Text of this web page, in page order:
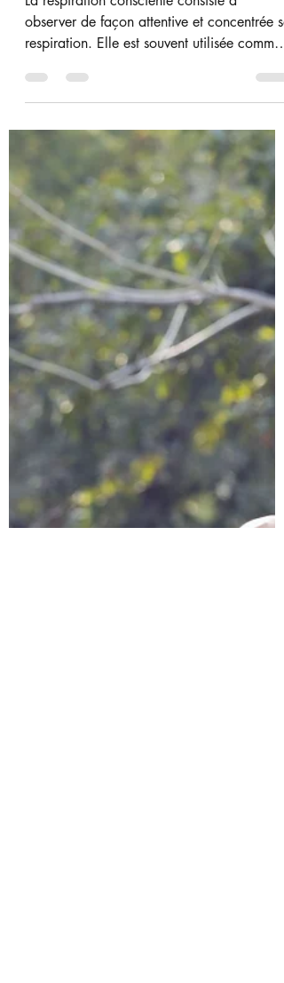
claracressy
17 oct. 2023
2 min de lecture
La respiration consciente
La respiration consciente consiste à
observer de façon attentive et concentrée sa
respiration. Elle est souvent utilisée comme
composante...